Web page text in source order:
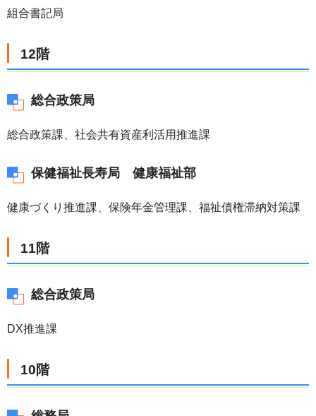
組合書記局
12階
総合政策局
総合政策課、社会共有資産利活用推進課
保健福祉長寿局 健康福祉部
健康づくり推進課、保険年金管理課、福祉債権滞納対策課
11階
総合政策局
DX推進課
10階